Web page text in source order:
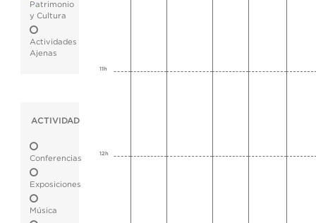
Patrimonio
y Cultura
Actividades
Ajenas
ACTIVIDAD
Conferencias
Exposiciones
Música
11h
12h